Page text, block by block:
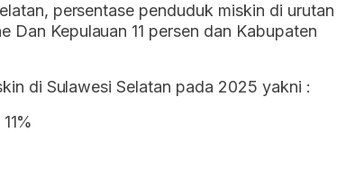
persentase penduduk miskin di urutan
Dan Kepulauan 11 persen dan Kabupaten
di Sulawesi Selatan pada 2025 yakni :